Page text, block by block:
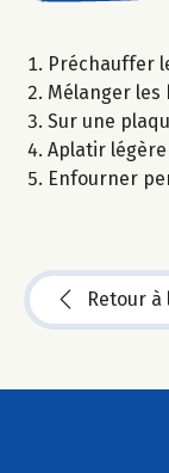
Préchauffer
Mélanger
Sur une
Aplatir
Enfourner
Retour à